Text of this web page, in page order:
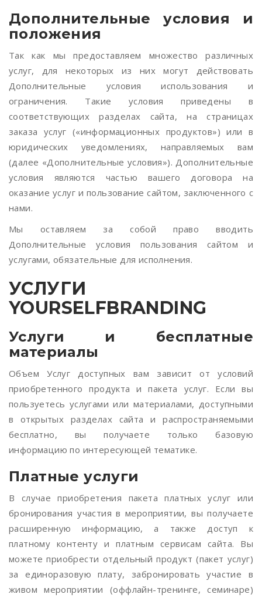
Дополнительные условия и
положения
Так как мы предоставляем множество различных
услуг, для некоторых из них могут действовать
Дополнительные условия использования и
ограничения. Такие условия приведены в
соответствующих разделах сайта, на страницах
заказа услуг («информационных продуктов») или в
юридических уведомлениях, направляемых вам
(далее «Дополнительные условия»). Дополнительные
условия являются частью вашего договора на
оказание услуг и пользование сайтом, заключенного с
нами.
Мы оставляем за собой право вводить
Дополнительные условия пользования сайтом и
услугами, обязательные для исполнения.
УСЛУГИ
YOURSELFBRANDING
Услуги и бесплатные
материалы
Объем Услуг доступных вам зависит от условий
приобретенного продукта и пакета услуг. Если вы
пользуетесь услугами или материалами, доступными
в открытых разделах сайта и распространяемыми
бесплатно, вы получаете только базовую
информацию по интересующей тематике.
Платные услуги
В случае приобретения пакета платных услуг или
бронирования участия в мероприятии, вы получаете
расширенную информацию, а также доступ к
платному контенту и платным сервисам сайта. Вы
можете приобрести отдельный продукт (пакет услуг)
за единоразовую плату, забронировать участие в
живом мероприятии (оффлайн-тренинге, семинаре)